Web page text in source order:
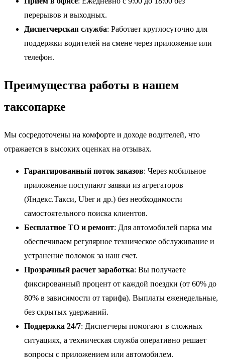
перерывов и выходных.
Диспетчерская служба: Работает круглосуточно для
поддержки водителей на смене через приложение или
телефон.
Преимущества работы в нашем
таксопарке
Мы сосредоточены на комфорте и доходе водителей, что
отражается в высоких оценках на отзывах.
Гарантированный поток заказов: Через мобильное
приложение поступают заявки из агрегаторов
(Яндекс.Такси, Uber и др.) без необходимости
самостоятельного поиска клиентов.
Бесплатное ТО и ремонт: Для автомобилей парка мы
обеспечиваем регулярное техническое обслуживание и
устранение поломок за наш счет.
Прозрачный расчет заработка: Вы получаете
фиксированный процент от каждой поездки (от 60% до
80% в зависимости от тарифа). Выплаты еженедельные,
без скрытых удержаний.
Поддержка 24/7: Диспетчеры помогают в сложных
ситуациях, а техническая служба оперативно решает
вопросы с приложением или автомобилем.